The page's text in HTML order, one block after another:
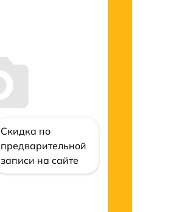
Скидка по
предварительной
записи на сайте